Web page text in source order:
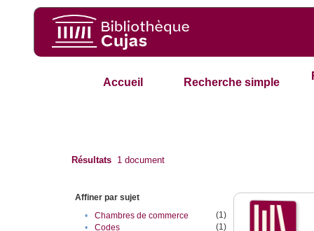
Accueil Recherche simple
Résultats 1 document
Affiner par sujet
•
Chambres de commerce
(1)
•
Codes
(1)